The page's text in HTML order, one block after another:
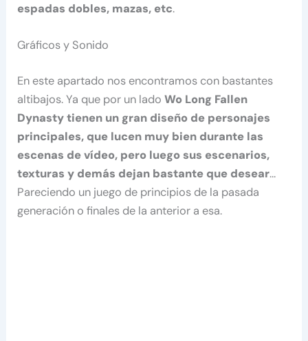
espadas dobles, mazas, etc.
Gráficos y Sonido
En este apartado nos encontramos con bastantes
altibajos. Ya que por un ladoWo Long Fallen
Dynasty tienen un gran diseño de personajes
principales, que lucen muy bien durante las
escenas de vídeo, pero luego sus escenarios,
texturas y demás dejan bastante que desear…
Pareciendo un juego de principios de la pasada
generación o finales de la anterior a esa.